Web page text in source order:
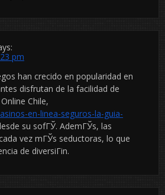
pm
han crecido en popularidad en
disfrutan de la facilidad de
Chile,
en-linea-seguros-la-guia-
su sofГЎ. AdemГЎs, las
vez mГЎs seductoras, lo que
de diversiГіn.